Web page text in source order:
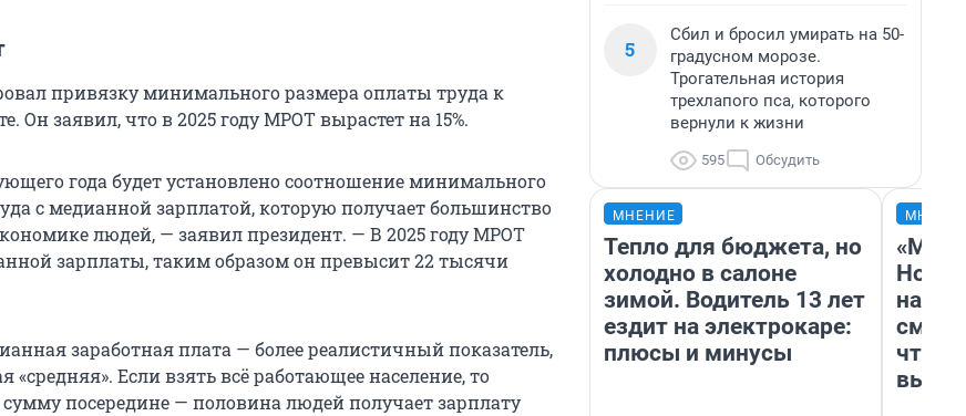
привязку минимального размера оплаты труда к
Он заявил, что в 2025 году МРОТ вырастет на 15%.
года будет установлено соотношение минимального
с медианной зарплатой, которую получает большинство
людей, — заявил президент. — В 2025 году МРОТ
зарплаты, таким образом он превысит 22 тысячи
заработная плата — более реалистичный показатель,
«средняя». Если взять всё работающее население, то
посередине — половина людей получает зарплату
5
Сбил и бросил умирать на 50-
градусном морозе.
Трогательная история
трехлапого пса, которого
вернули к жизни
595 Обсудить
МНЕНИЕ
Тепло для бюджета, но
холодно в салоне
зимой. Водитель 13 лет
ездит на электрокаре:
плюсы и минусы
«Мы